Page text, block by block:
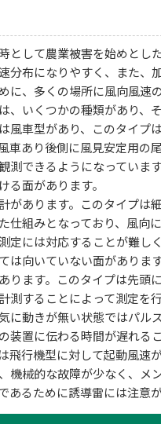
として農業被害を始めとし
分布になりやすく、また、
に、多くの場所に風向風速
、いくつかの種類があり、
風車型があり、このタイプ
車あり後側に風見安定用の
測できるようになっていま
る面があります。
があります。このタイプは
仕組みとなっており、風向
定には対応することが難し
は向いていない面がありま
ります。このタイプは先頭
測することによって測定を
に動きが無い状態ではパル
装置に伝わる時間が遅れる
飛行機型に対して起動風速
機械的な故障が少なく、メ
あるために誘導雷には注意が